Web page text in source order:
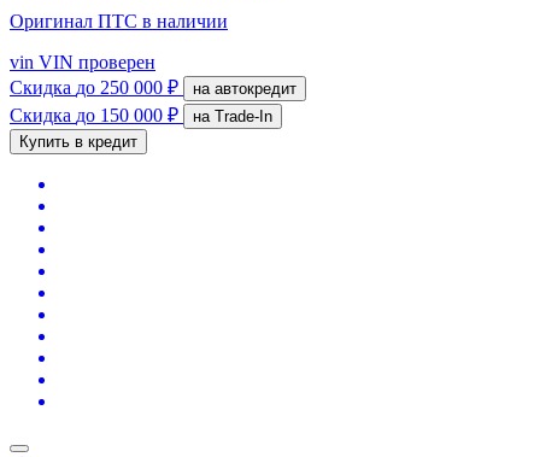
Оригинал ПТС в наличии
vin VIN проверен
Скидка до 250 000 ₽ на автокредит
Скидка до 150 000 ₽
на Trade-In
Купить в кредит